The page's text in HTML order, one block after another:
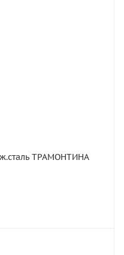
ТРАМОНТИНА